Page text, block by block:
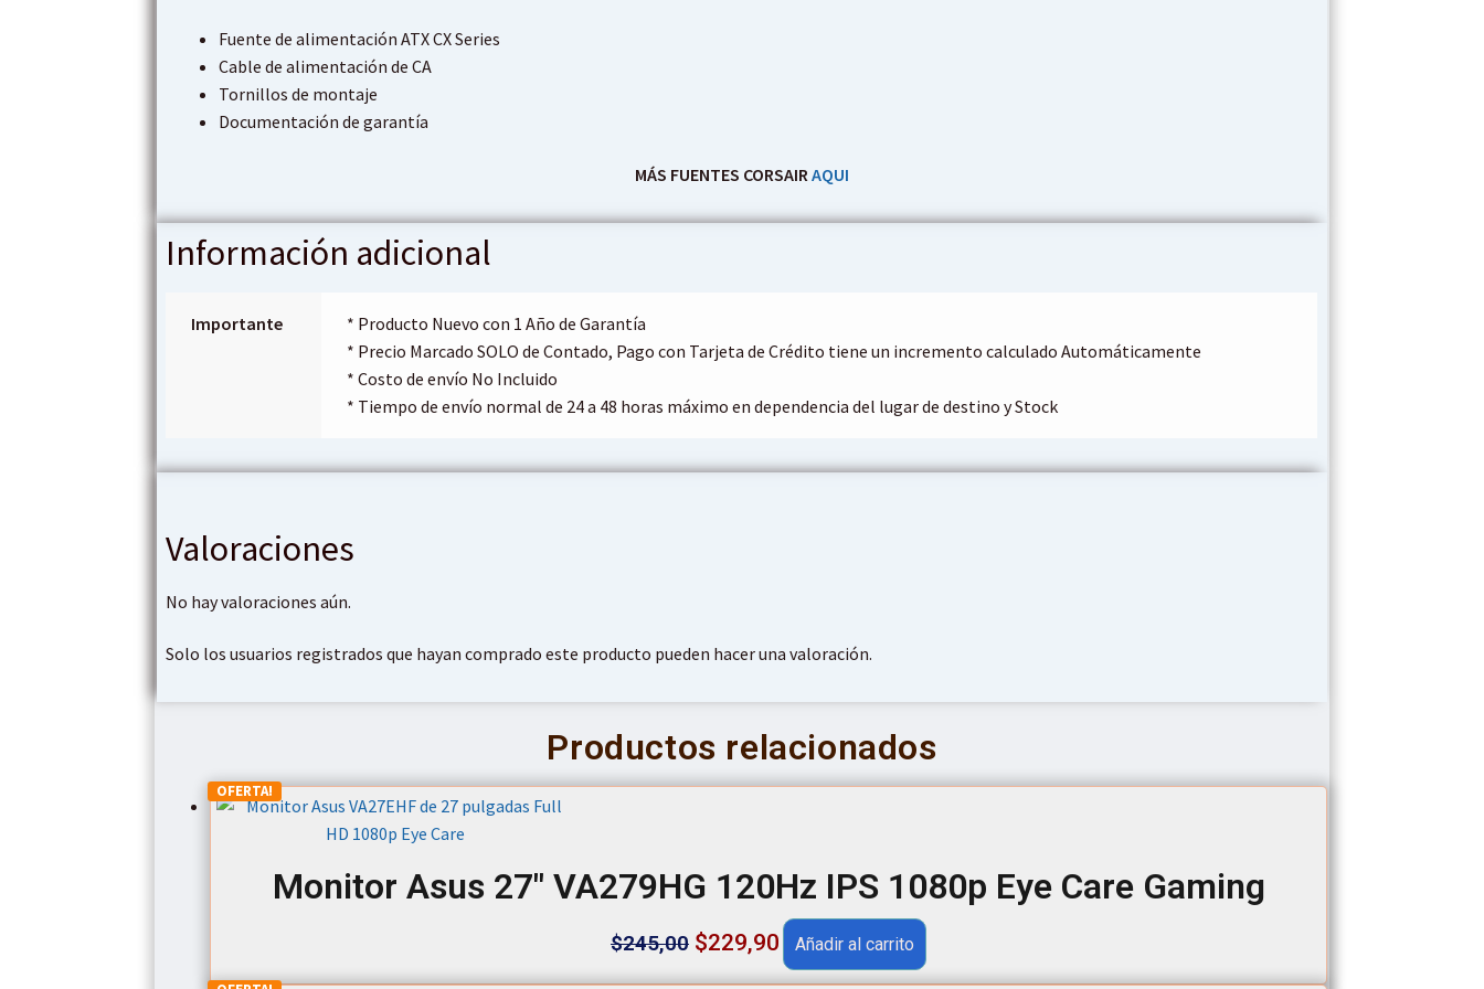
Fuente de alimentación ATX CX Series
Cable de alimentación de CA
Tornillos de montaje
Documentación de garantía
MÁS FUENTES CORSAIRAQUI
Información adicional
Importante
* Producto Nuevo con 1 Año de Garantía
* Precio Marcado SOLO de Contado, Pago con Tarjeta de Crédito tiene un incremento calculado Automáticamente
* Costo de envío No Incluido
* Tiempo de envío normal de 24 a 48 horas máximo en dependencia del lugar de destino y Stock
Valoraciones
No hay valoraciones aún.
Solo los usuarios registrados que hayan comprado este producto pueden hacer una valoración.
Productos relacionados
OFERTA!
Monitor Asus 27″ VA279HG 120Hz IPS 1080p Eye Care Gaming
$245,00 Original
price
$229,90Current
price
Añadir al carrito